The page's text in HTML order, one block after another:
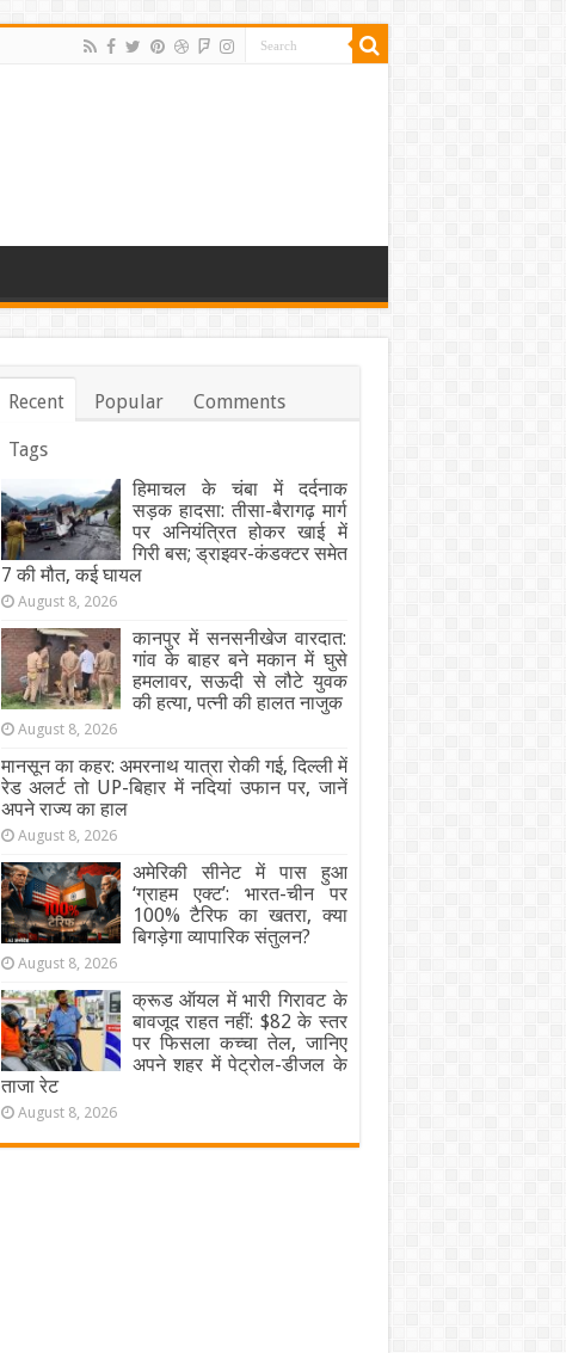
Recent Popular Comments
Tags
हिमाचल के चंबा में दर्दनाक
सड़क हादसा: तीसा-बैरागढ़ मार्ग
पर अनियंत्रित होकर खाई में
गिरी बस; ड्राइवर-कंडक्टर समेत
7 की मौत, कई घायल
August 8, 2026
कानपुर में सनसनीखेज वारदात:
गांव के बाहर बने मकान में घुसे
हमलावर, सऊदी से लौटे युवक
की हत्या, पत्नी की हालत नाजुक
August 8, 2026
मानसून का कहर: अमरनाथ यात्रा रोकी गई, दिल्ली में
रेड अलर्ट तो UP-बिहार में नदियां उफान पर, जानें
अपने राज्य का हाल
August 8, 2026
अमेरिकी सीनेट में पास हुआ
‘ग्राहम एक्ट’: भारत-चीन पर
100% टैरिफ का खतरा, क्या
बिगड़ेगा व्यापारिक संतुलन?
August 8, 2026
क्रूड ऑयल में भारी गिरावट के
बावजूद राहत नहीं: $82 के स्तर
पर फिसला कच्चा तेल, जानिए
अपने शहर में पेट्रोल-डीजल के
ताजा रेट
August 8, 2026